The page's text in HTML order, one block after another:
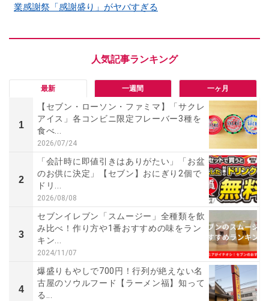
業感謝祭「感謝盛り」がヤバすぎる
最新 一週間 一ヶ月
1
【セブン・ローソン・ファミマ】「サクレ
アイス」各コンビニ限定フレーバー3種を
食べ...
2026/07/24
2
「会計時に即値引きはありがたい」「お盆
のお供に決定」【セブン】おにぎり2個で
ドリ...
2026/08/08
3
セブンイレブン「スムージー」全種類を飲
み比べ！作り方や1番おすすめの味をラン
キン...
2024/11/07
4
爆盛りもやしで700円！行列が絶えない名
古屋のソウルフード【ラーメン福】知って
る...